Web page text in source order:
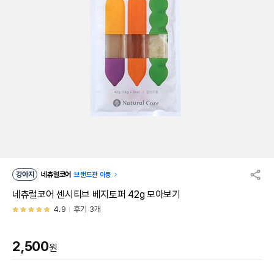
강아지 네츄럴코어 브랜드관 이동
네츄럴코어 센시티브 베지토퍼 42g 모아보기
4.9 후기 3개
2,500원